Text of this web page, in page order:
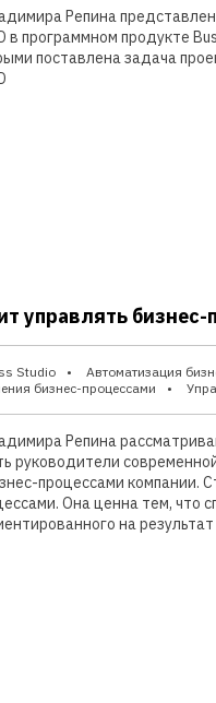
Репина
в программном продукте
поставлена задача
управлять бизнес-
Studio Автоматизация
бизнес-процессами
Репина
руководители
процессами компании.
Она ценна тем, что
на